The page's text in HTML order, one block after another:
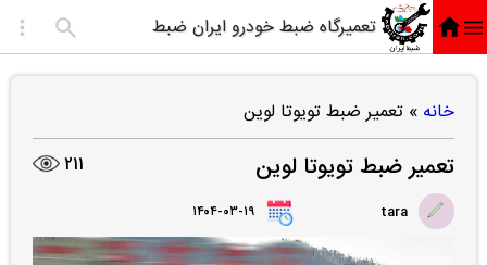
تعمیرگاه ضبط خودرو ایران ضبط
خانه » تعمیر ضبط تویوتا لوین
تعمیر ضبط تویوتا لوین 211
tara ۱۴۰۴-۰۳-۱۹